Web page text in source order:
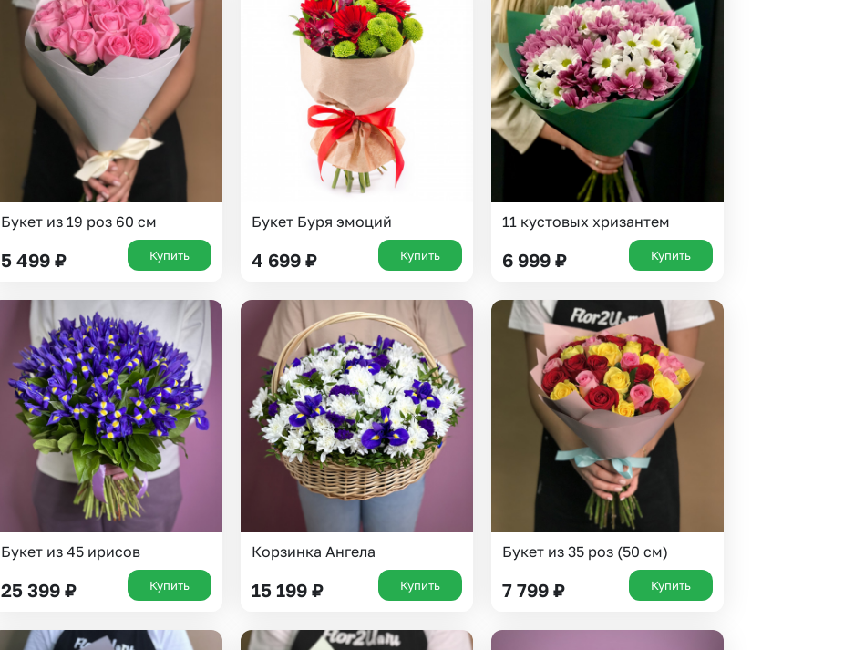
Букет из 19 роз 60 см
5 499 ₽ Купить
Букет Буря эмоций
4 699 ₽ Купить
11 кустовых хризантем
6 999 ₽ Купить
Букет из 45 ирисов
25 399 ₽ Купить
Корзинка Ангела
15 199 ₽ Купить
Букет из 35 роз (50 см)
7 799 ₽ Купить